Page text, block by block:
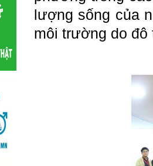
lượng sống của
môi trường do